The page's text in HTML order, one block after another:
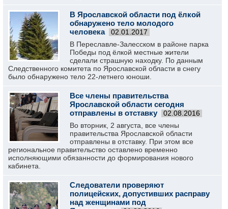
В Ярославской области под ёлкой
обнаружено тело молодого
человека
02.01.2017
В Переславле-Залесском в районе парка
Победы под ёлкой местные жители
сделали страшную находку. По данным
Следственного комитета по Ярославской области в снегу
было обнаружено тело 22-летнего юноши.
Все члены правительства
Ярославской области сегодня
отправлены в отставку
02.08.2016
Во вторник, 2 августа, все члены
правительства Ярославской области
отправлены в отставку. При этом все
региональное правительство оставлено временно
исполняющими обязанности до формирования нового
кабинета.
Следователи проверяют
полицейских, допустивших расправу
над женщинами под